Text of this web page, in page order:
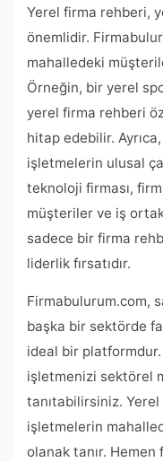
Yerel firma rehberi,
önemlidir.
mahalledeki
Örneğin, bir yerel
yerel firma rehberi
hitap edebilir.
işletmelerin ulusal
teknoloji firması,
müşteriler ve iş
sadece bir firma
liderlik fırsatıdır.
Firmabulurum.com,
başka bir sektörde
ideal bir platformdur.
işletmenizi sektörel
tanıtabilirsiniz.
işletmelerin
olanak tanır. Hemen